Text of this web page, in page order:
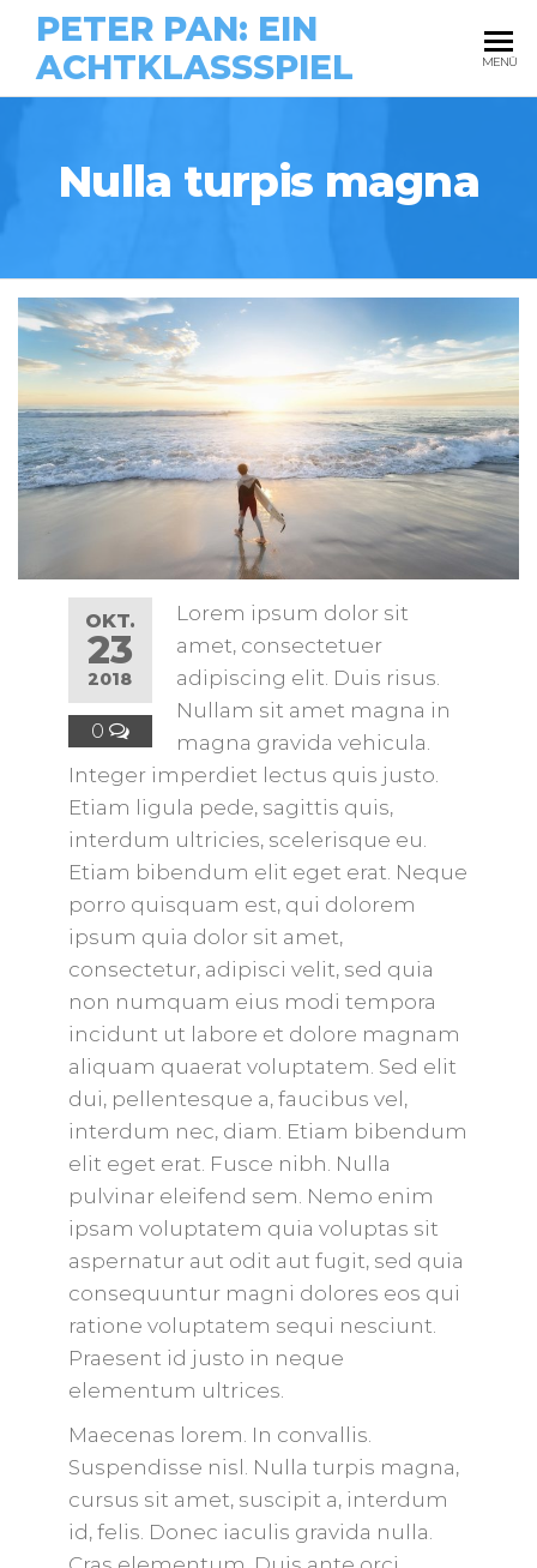
PETER PAN: EIN
ACHTKLASSSPIEL
MENÜ
Nulla turpis magna
OKT.
23
2018
0
Lorem ipsum dolor sit
amet, consectetuer
adipiscing elit. Duis risus.
Nullam sit amet magna in
magna gravida vehicula.
Integer imperdiet lectus quis justo.
Etiam ligula pede, sagittis quis,
interdum ultricies, scelerisque eu.
Etiam bibendum elit eget erat. Neque
porro quisquam est, qui dolorem
ipsum quia dolor sit amet,
consectetur, adipisci velit, sed quia
non numquam eius modi tempora
incidunt ut labore et dolore magnam
aliquam quaerat voluptatem. Sed elit
dui, pellentesque a, faucibus vel,
interdum nec, diam. Etiam bibendum
elit eget erat. Fusce nibh. Nulla
pulvinar eleifend sem. Nemo enim
ipsam voluptatem quia voluptas sit
aspernatur aut odit aut fugit, sed quia
consequuntur magni dolores eos qui
ratione voluptatem sequi nesciunt.
Praesent id justo in neque
elementum ultrices.
Maecenas lorem. In convallis.
Suspendisse nisl. Nulla turpis magna,
cursus sit amet, suscipit a, interdum
id, felis. Donec iaculis gravida nulla.